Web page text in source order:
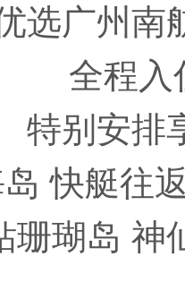
选广州南
全程入
特别安排
快艇往
珊瑚岛 神